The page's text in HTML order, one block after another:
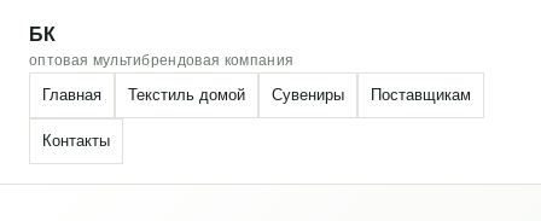
БК
оптовая мультибрендовая компания
Главная Текстиль домой Сувениры Поставщикам
Контакты